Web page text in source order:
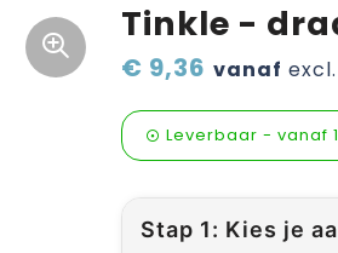
Tinkle -
€ 9,36 vanaf
Leverbaar - vanaf
Stap 1: Kies je